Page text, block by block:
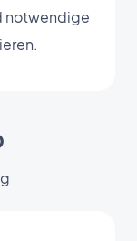
notwendige